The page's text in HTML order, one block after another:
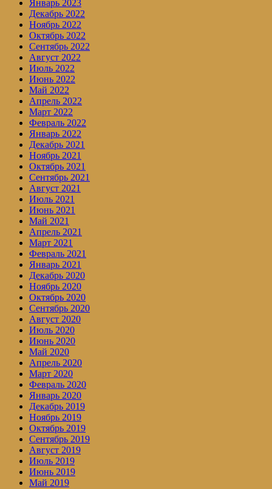
Январь 2023
Декабрь 2022
Ноябрь 2022
Октябрь 2022
Сентябрь 2022
Август 2022
Июль 2022
Июнь 2022
Май 2022
Апрель 2022
Март 2022
Февраль 2022
Январь 2022
Декабрь 2021
Ноябрь 2021
Октябрь 2021
Сентябрь 2021
Август 2021
Июль 2021
Июнь 2021
Май 2021
Апрель 2021
Март 2021
Февраль 2021
Январь 2021
Декабрь 2020
Ноябрь 2020
Октябрь 2020
Сентябрь 2020
Август 2020
Июль 2020
Июнь 2020
Май 2020
Апрель 2020
Март 2020
Февраль 2020
Январь 2020
Декабрь 2019
Ноябрь 2019
Октябрь 2019
Сентябрь 2019
Август 2019
Июль 2019
Июнь 2019
Май 2019